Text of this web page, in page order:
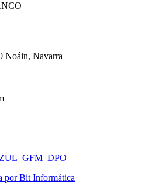
Noáin, Navarra
por Bit Informática